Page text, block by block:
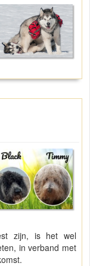
zijn, is het wel
in verband met